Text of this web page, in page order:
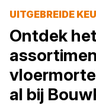
UITGEBREIDE
Ontdek het
al bij